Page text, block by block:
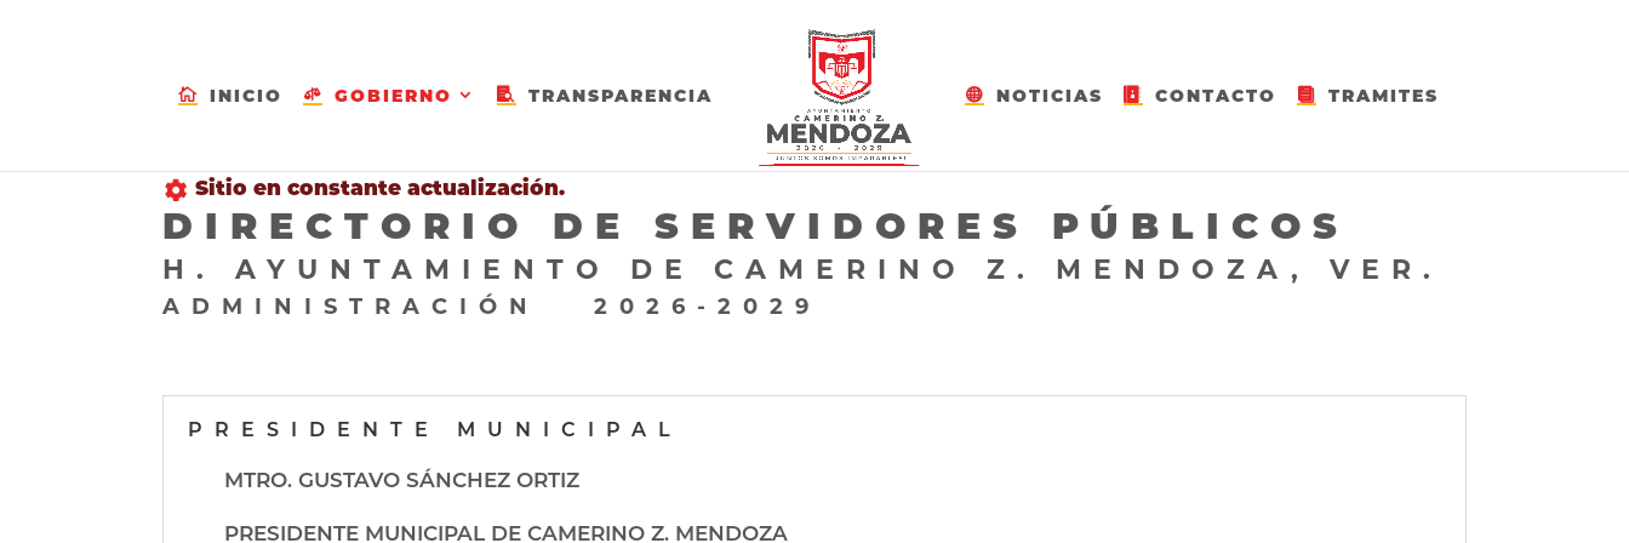
INICIO GOBIERNO TRANSPARENCIA NOTICIAS CONTACTO TRAMITES
 Sitio en constante actualización.
DIRECTORIO DE SERVIDORES PÚBLICOS
H. AYUNTAMIENTO DE CAMERINO Z. MENDOZA, VER.
ADMINISTRACIÓN 2026-2029
PRESIDENTE MUNICIPAL
MTRO. GUSTAVO SÁNCHEZ ORTIZ
PRESIDENTE MUNICIPAL DE CAMERINO Z. MENDOZA